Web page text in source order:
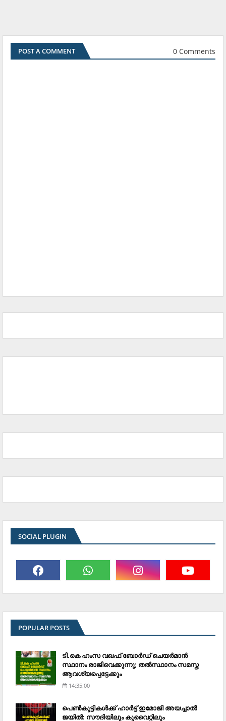
POST A COMMENT 0 Comments
SOCIAL PLUGIN
POPULAR POSTS
ടി.കെ ഹംസ വഖഫ് ബോര്‍ഡ് ചെയര്‍മാന്‍
സ്ഥാനം രാജിവെക്കുന്നു; തല്‍സ്ഥാനം സമസ്ത
ആവശ്യപ്പെട്ടേക്കും
14:35:00
പെണ്‍കുട്ടികള്‍ക്ക് ഹാര്‍ട്ട് ഇമോജി അയച്ചാല്‍
ജയില്‍: സൗദിയിലും കുവൈറ്റിലും